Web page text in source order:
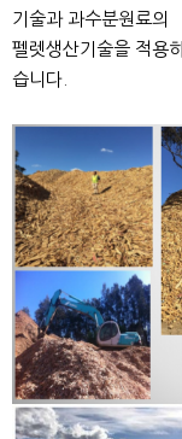
기술과 과수분원료의
펠렛생산기술을 적용
습니다.